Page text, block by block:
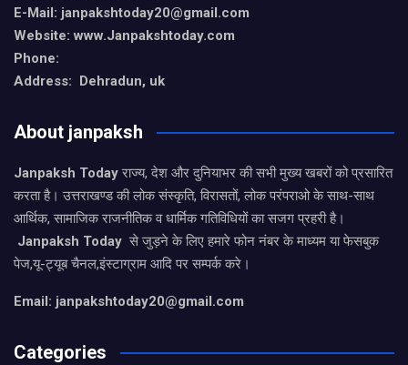
E-Mail: janpakshtoday20@gmail.com
Website: www.Janpakshtoday.com
Phone:
Address: Dehradun, uk
About janpaksh
Janpaksh Todayराज्य, देश और दुनियाभर की सभी मुख्य खबरों को प्रसारित
करता है। उत्तराखण्ड की लोक संस्कृति, विरासतों, लोक परंपराओ के साथ-साथ
आर्थिक, सामाजिक राजनीतिक व धार्मिक गतिविधियों का सजग प्रहरी है।
Janpaksh Today से जुड़ने के लिए हमारे फोन नंबर के माध्यम या फेसबुक
पेज,यू-ट्यूब चैनल,इंस्टाग्राम आदि पर सम्पर्क करे।
Email: janpakshtoday20@gmail.com
Categories